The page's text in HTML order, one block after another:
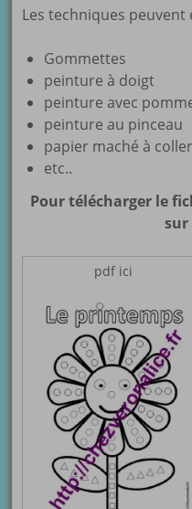
Les techniques peuvent
Gommettes
peinture à doigt
peinture avec
peinture au pinceau
papier maché à coller
etc..
Pour télécharger le
sur
pdf ici